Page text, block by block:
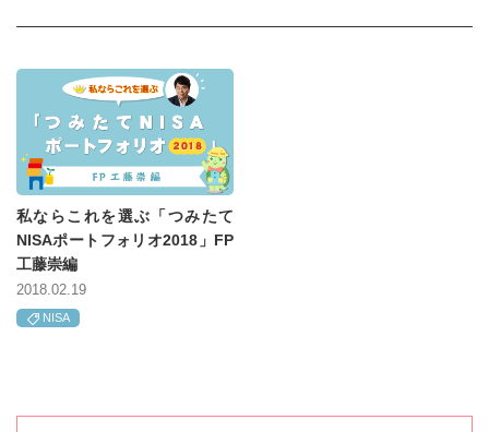
私ならこれを選ぶ「つみたて
NISAポートフォリオ2018」FP
工藤崇編
2018.02.19
NISA